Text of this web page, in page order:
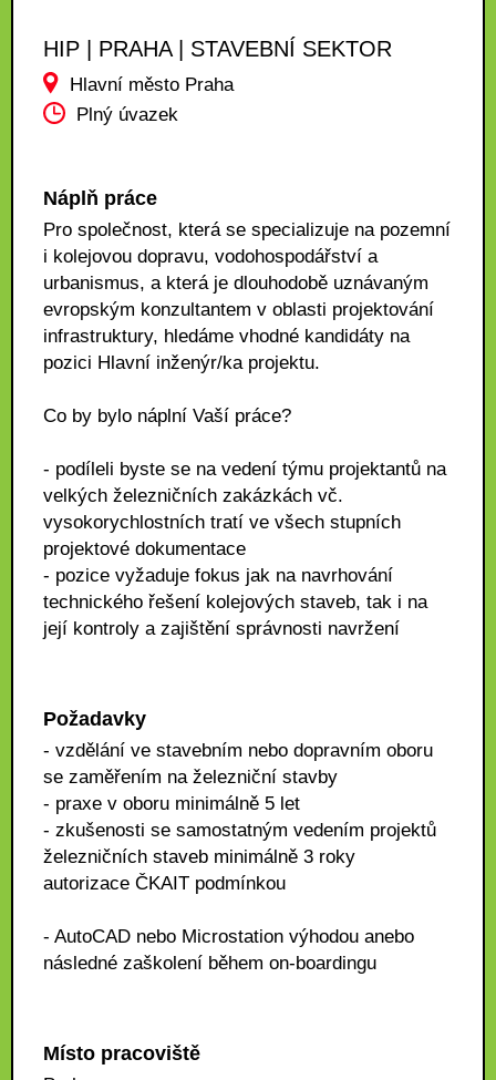
HIP | PRAHA | STAVEBNÍ SEKTOR
Hlavní město Praha
Plný úvazek
Náplň práce
Pro společnost, která se specializuje na pozemní
i kolejovou dopravu, vodohospodářství a
urbanismus, a která je dlouhodobě uznávaným
evropským konzultantem v oblasti projektování
infrastruktury, hledáme vhodné kandidáty na
pozici Hlavní inženýr/ka projektu.
Co by bylo náplní Vaší práce?
- podíleli byste se na vedení týmu projektantů na
velkých železničních zakázkách vč.
vysokorychlostních tratí ve všech stupních
projektové dokumentace
- pozice vyžaduje fokus jak na navrhování
technického řešení kolejových staveb, tak i na
její kontroly a zajištění správnosti navržení
Požadavky
- vzdělání ve stavebním nebo dopravním oboru
se zaměřením na železniční stavby
- praxe v oboru minimálně 5 let
- zkušenosti se samostatným vedením projektů
železničních staveb minimálně 3 roky
autorizace ČKAIT podmínkou
- AutoCAD nebo Microstation výhodou anebo
následné zaškolení během on-boardingu
Místo pracoviště